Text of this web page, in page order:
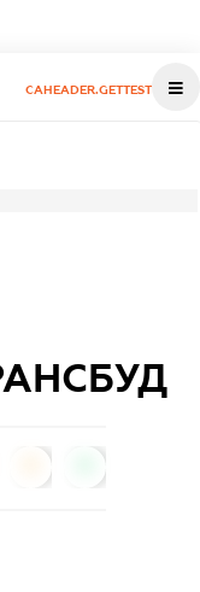
CAHEADER.GETTEST